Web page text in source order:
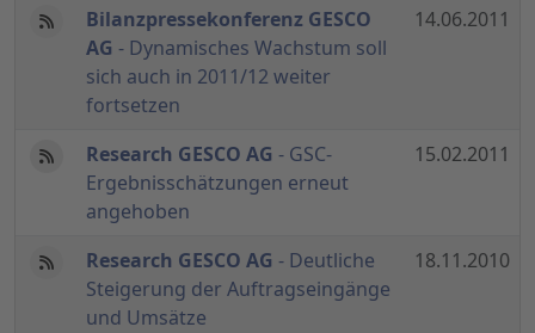
Bilanzpressekonferenz GESCO
AG - Dynamisches Wachstum soll
sich auch in 2011/12 weiter
fortsetzen
14.06.2011
Research GESCO AG - GSC-
Ergebnisschätzungen erneut
angehoben
15.02.2011
Research GESCO AG - Deutliche
Steigerung der Auftragseingänge
und Umsätze
18.11.2010